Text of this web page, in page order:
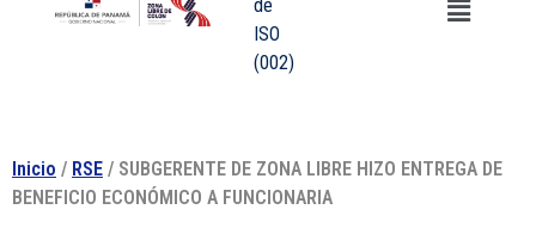
Inicio / RSE / SUBGERENTE DE ZONA LIBRE HIZO ENTREGA DE
BENEFICIO ECONÓMICO A FUNCIONARIA